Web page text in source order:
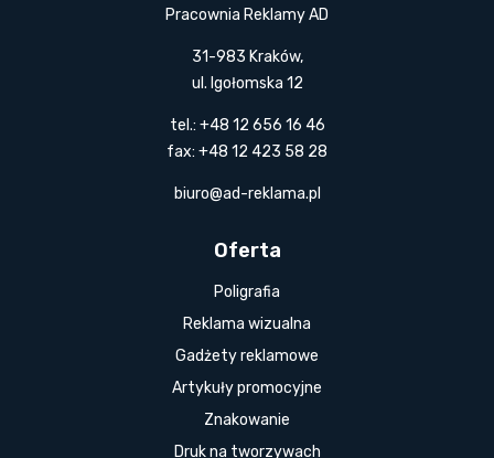
Pracownia Reklamy AD
31-983 Kraków,
ul. Igołomska 12
tel.: +48 12 656 16 46
fax: +48 12 423 58 28
biuro@ad-reklama.pl
Oferta
Poligrafia
Reklama wizualna
Gadżety reklamowe
Artykuły promocyjne
Znakowanie
Druk na tworzywach